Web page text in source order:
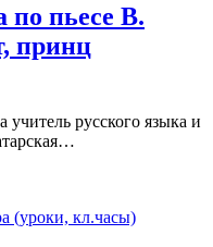
по пьесе В.
принц
русского языка и
(уроки, кл.часы)